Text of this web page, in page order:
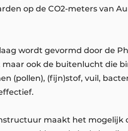
op de CO2-meters van
wordt gevormd door de
ook de buitenlucht die
(pollen), (fijn)stof, vuil,
maakt het mogelijk